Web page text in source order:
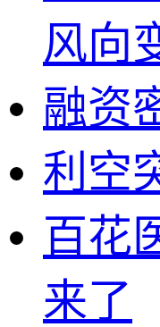
风向
融资
利空
百花
来了